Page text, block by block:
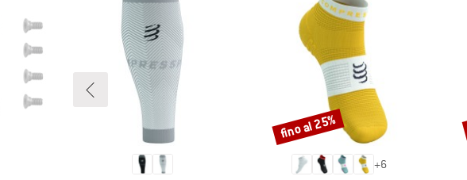
+6
Sconto
fino al 25%